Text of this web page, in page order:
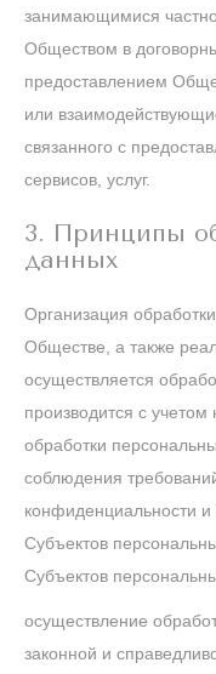
занимающимися
Обществом в
предоставлением
или
связанного с
сервисов, услуг.
3. Принципы
данных
Организация
Обществе, а также
осуществляется
производится с
обработки
соблюдения
конфиденциальности
Субъектов
Субъектов
осуществление
законной и